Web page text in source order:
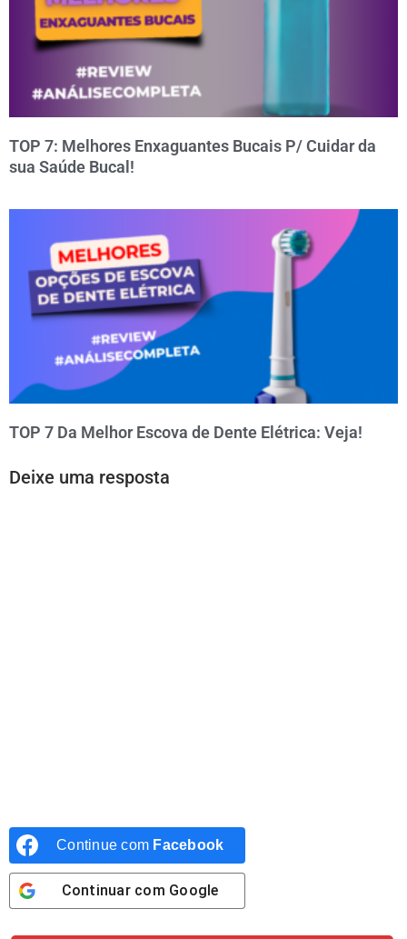
TOP 7: Melhores Enxaguantes Bucais P/ Cuidar da
sua Saúde Bucal!
TOP 7 Da Melhor Escova de Dente Elétrica: Veja!
Deixe uma resposta
Continue com Facebook
Continuar com Google